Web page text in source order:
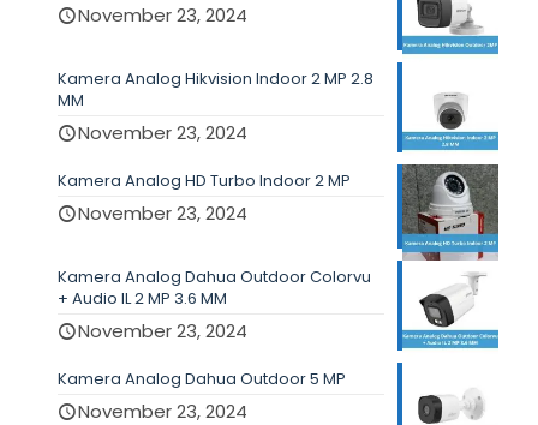
November 23, 2024
Kamera Analog Hikvision Indoor 2 MP 2.8
MM
November 23, 2024
Kamera Analog HD Turbo Indoor 2 MP
November 23, 2024
Kamera Analog Dahua Outdoor Colorvu
+ Audio IL 2 MP 3.6 MM
November 23, 2024
Kamera Analog Dahua Outdoor 5 MP
November 23, 2024